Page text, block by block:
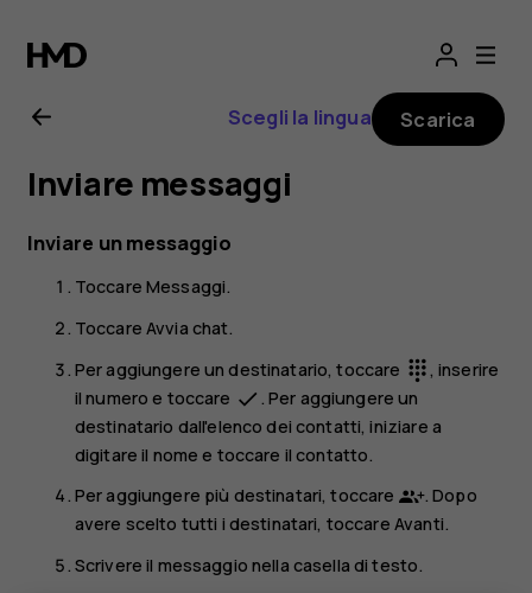
Manuale
d'uso
del
Nokia
X10
Scegli la lingua Scarica
Inviare messaggi
Inviare un messaggio
ToccareMessaggi.
Toccare Avvia chat.
Per aggiungere un destinatario, toccare dialpad , inserire
il numero e toccare done . Per aggiungere un
destinatario dall'elenco dei contatti, iniziare a
digitare il nome e toccare il contatto.
Per aggiungere più destinatari, toccare
. Dopo
avere scelto tutti i destinatari, toccare Avanti.
Scrivere il messaggio nella casella di testo.